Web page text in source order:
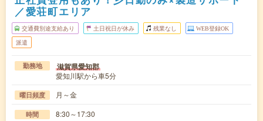
／愛荘町エリア
交通費別途支給あり 土日祝日が休み 残業なし WEB登録OK
派遣
勤務地 滋賀県愛知郡
愛知川駅から車5分
曜日頻度 月～金
時間 8:30～17:30